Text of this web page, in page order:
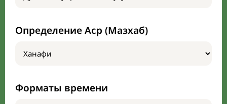
Определение Аср (Мазхаб)
Форматы времени